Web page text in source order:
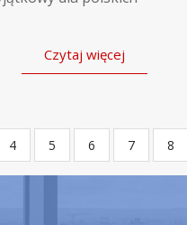
Czytaj więcej
4 5 6 7 8